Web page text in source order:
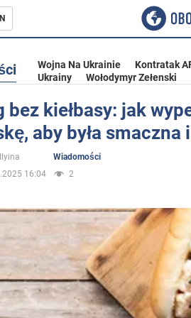
Ukrainie
Wojna Na Ukrainie Kontratak
Ukrainy
Wołodymyr Zełenski
bez kiełbasy: jak
aby była smaczna
Wiadomości
16:04
2